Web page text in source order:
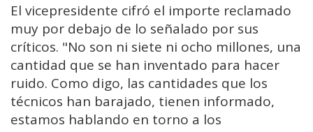
El vicepresidente cifró el importe reclamado
muy por debajo de lo señalado por sus
críticos. "No son ni siete ni ocho millones, una
cantidad que se han inventado para hacer
ruido. Como digo, las cantidades que los
técnicos han barajado, tienen informado,
estamos hablando en torno a los